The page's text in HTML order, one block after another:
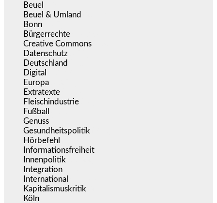
Beuel
Beuel & Umland
Bonn
Bürgerrechte
Creative Commons
Datenschutz
Deutschland
Digital
Europa
Extratexte
Fleischindustrie
Fußball
Genuss
Gesundheitspolitik
Hörbefehl
Informationsfreiheit
Innenpolitik
Integration
International
Kapitalismuskritik
Köln